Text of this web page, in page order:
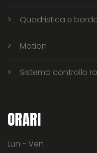
Quadristica e
Motion
Sistema controllo
ORARI
Lun - Ven